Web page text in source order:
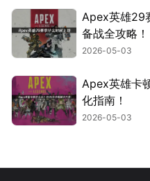
Apex英雄29
备战全攻略！
2026-05-03
Apex英雄卡
化指南！
2026-05-03